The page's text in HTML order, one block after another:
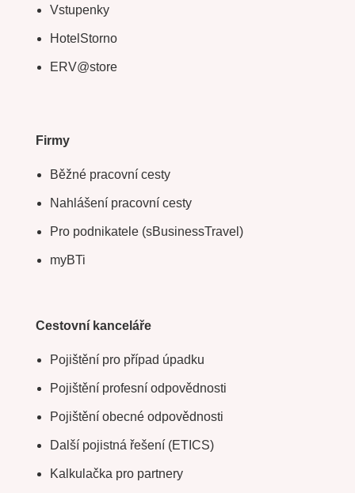
Vstupenky
HotelStorno
ERV@store
Firmy
Běžné pracovní cesty
Nahlášení pracovní cesty
Pro podnikatele (sBusinessTravel)
myBTi
Cestovní kanceláře
Pojištění pro případ úpadku
Pojištění profesní odpovědnosti
Pojištění obecné odpovědnosti
Další pojistná řešení (ETICS)
Kalkulačka pro partnery